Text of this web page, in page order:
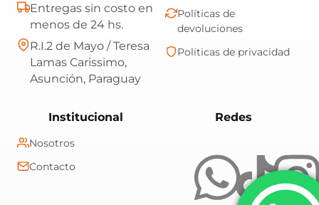
RedesCentral Shop es
Políticas de
devoluciones
Politicas de privacidad
Institucional
Nosotros
Contacto
Entregas sin costo en
menos de 24 hs.
R.I.2 de Mayo / Teresa
Lamas Carissimo,
Asunción, Paraguay